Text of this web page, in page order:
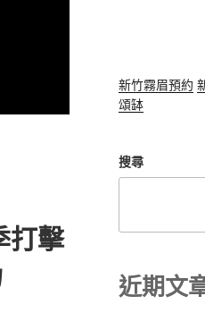
打擊
新竹霧眉預約
頌缽
搜尋
近期文